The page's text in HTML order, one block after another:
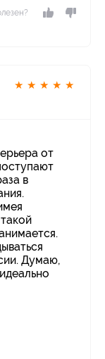
★ ★ ★ ★ ★
от
в
Думаю,